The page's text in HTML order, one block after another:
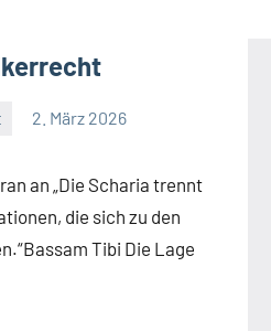
2. März 2026
an „Die Scharia trennt
die sich zu den
Tibi Die Lage